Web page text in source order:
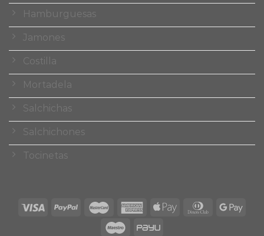
Hamburguesas
Jamones
Costilla
Mortadela
Salchichas
Salchichones
Tocinetas